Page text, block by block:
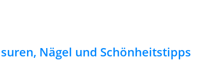
Nägel und Schönheitstipps